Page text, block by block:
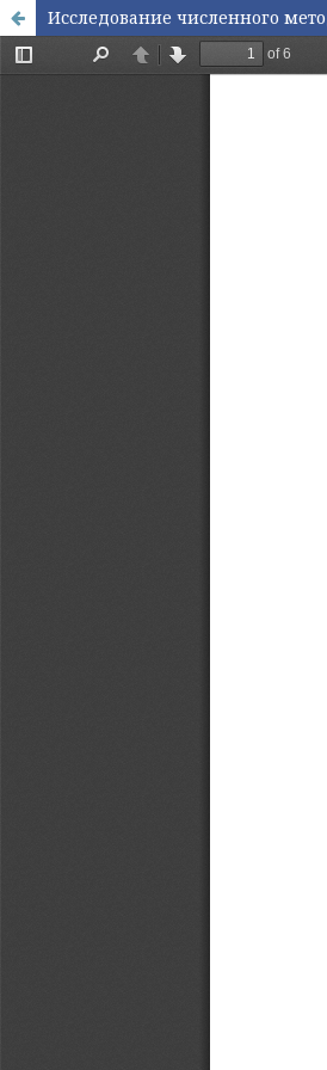
Исследование численного